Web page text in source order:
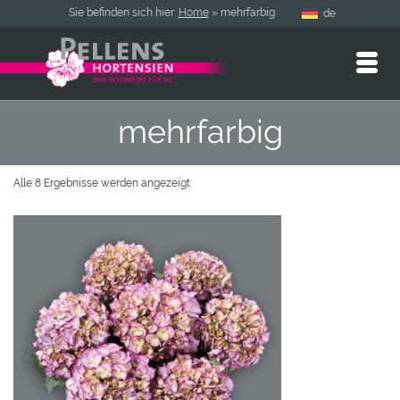
Sie befinden sich hier: Home» mehrfarbig de
mehrfarbig
Alle 8 Ergebnisse werden angezeigt